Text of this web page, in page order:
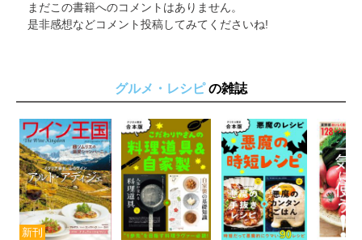
まだこの書籍へのコメントはありません。
是非感想などコメント投稿してみてくださいね!
グルメ・レシピの雑誌